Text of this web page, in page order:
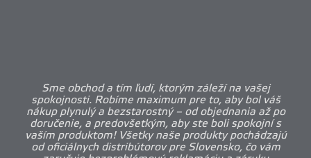
Sme obchod a tím ľudí, ktorým záleží na vašej
spokojnosti. Robíme maximum pre to, aby bol váš
nákup plynulý a bezstarostný – od objednania až po
doručenie, a predovšetkým, aby ste boli spokojní s
vaším produktom! Všetky naše produkty pochádzajú
od oficiálnych distribútorov pre Slovensko, čo vám